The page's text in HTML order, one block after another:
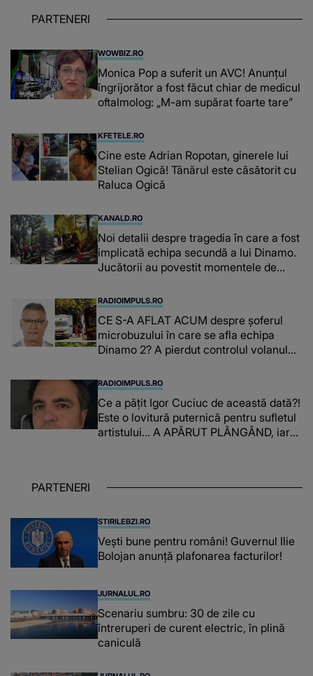
PARTENERI
WOWBIZ.RO
Monica Pop a suferit un AVC! Anunțul
îngrijorător a fost făcut chiar de medicul
oftalmolog: „M-am supărat foarte tare”
KFETELE.RO
Cine este Adrian Ropotan, ginerele lui
Stelian Ogică! Tânărul este căsătorit cu
Raluca Ogică
KANALD.RO
Noi detalii despre tragedia în care a fost
implicată echipa secundă a lui Dinamo.
Jucătorii au povestit momentele de
RADIOIMPULS.RO
CE S-A AFLAT ACUM despre şoferul
microbuzului în care se afla echipa
Dinamo 2? A pierdut controlul volanului,
moartea lui Constantin Covaciu: "Tot ce
ai făcut pentru..."
RADIOIMPULS.RO
Ce a pățit Igor Cuciuc de această dată?!
Este o lovitură puternică pentru sufletul
artistului... A APĂRUT PLÂNGÂND, iar
PARTENERI
STIRILEBZI.RO
Vești bune pentru români! Guvernul Ilie
Bolojan anunță plafonarea facturilor!
JURNALUL.RO
Scenariu sumbru: 30 de zile cu
întreruperi de curent electric, în plină
caniculă